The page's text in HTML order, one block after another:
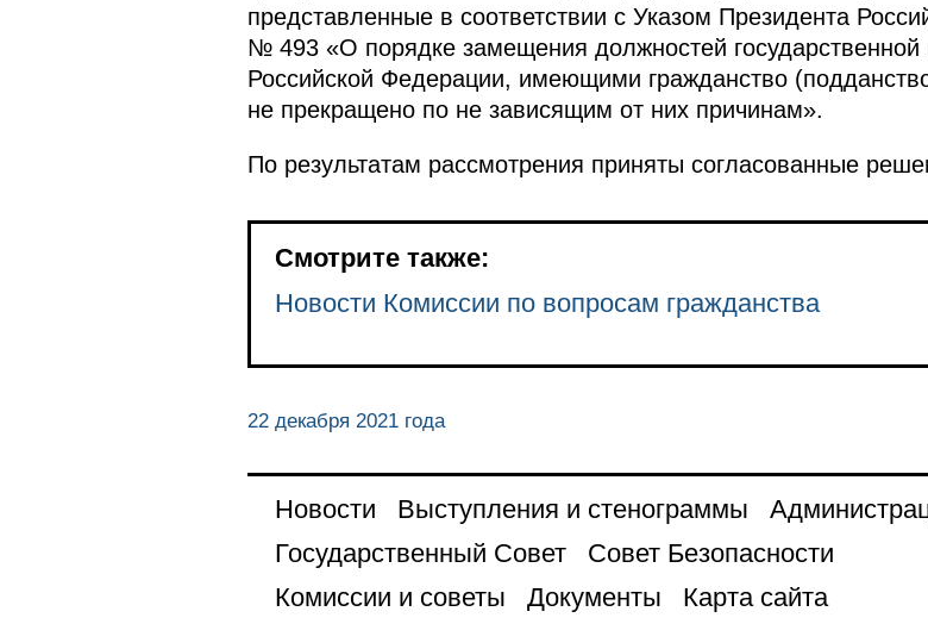
представленные в соответствии с Указом Президента
№ 493 «О порядке замещения должностей
Российской Федерации, имеющими гражданство
не прекращено по не зависящим от них причинам».
По результатам рассмотрения приняты согласованные
Смотрите также:
Новости Комиссии по вопросам гражданства
22 декабря 2021 года
Новости Выступления и стенограммы
Государственный Совет
Совет Безопасности
Комиссии и советы
Документы Карта сайта